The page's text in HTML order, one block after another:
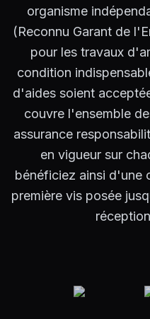
organisme
(Reconnu Garant de
pour les travaux
condition
d'aides soient
couvre l'ensemble
assurance
en vigueur sur
bénéficiez ainsi d'une
première vis posée